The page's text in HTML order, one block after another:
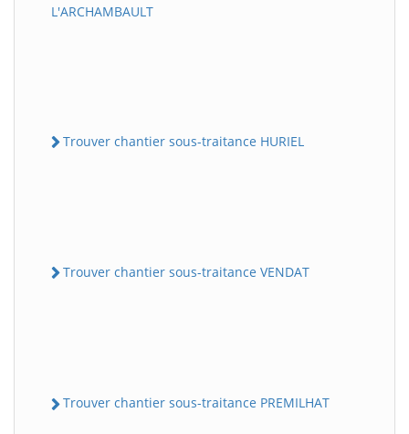
L'ARCHAMBAULT
Trouver chantier sous-traitance HURIEL
Trouver chantier sous-traitance VENDAT
Trouver chantier sous-traitance PREMILHAT